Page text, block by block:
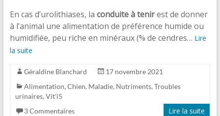
En cas d’urolithiases, la conduite à tenirest de donner
à l’animal une alimentation de préférence humide ou
humidifiée, peu riche en minéraux (% de cendres… Lire
la suite
Géraldine Blanchard
17 novembre 2021
Alimentation, Chien, Maladie, Nutriments, Troubles
urinaires, Vit'i5
3 Commentaires
Lire la suite